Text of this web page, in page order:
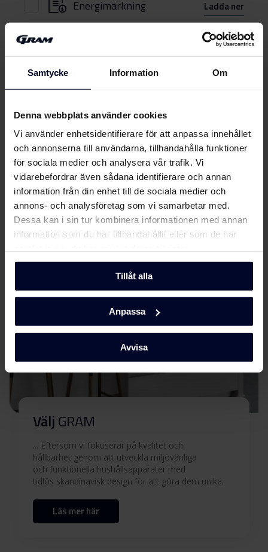
Samtycke Information Om
Denna webbplats använder cookies
Vi använder enhetsidentifierare för att anpassa innehållet
och annonserna till användarna, tillhandahålla funktioner
för sociala medier och analysera vår trafik. Vi
vidarebefordrar även sådana identifierare och annan
information från din enhet till de sociala medier och
annons- och analysföretag som vi samarbetar med.
Dessa kan i sin tur kombinera informationen med annan
information som du har tillhandahållit eller som de har
Tillåt alla
Anpassa
Avvisa
Energimärkning Ladda ner
Produktdatablad
EU-produktbeskrivning
(DK,EN,FI,SV,NO)
Ladda ner
Användarhandbok
Användarmanual
(DK,EN,FI,NO,SV)
Produktbild KF 3296-90 X
Produktbild KF 3296-90 X Ladda ner
Produktbild KF 3296-90 X
Ladda ner utvalda
Visa mer
OmGram
VäljGRAM
... Eftersom vi fokuserar på kvalitet och
hållbarhet genom att utveckla miljövänliga
och funktionella hushållsapparater med
tidlös skandinavisk design för att göra dem unika.
Läs mer här